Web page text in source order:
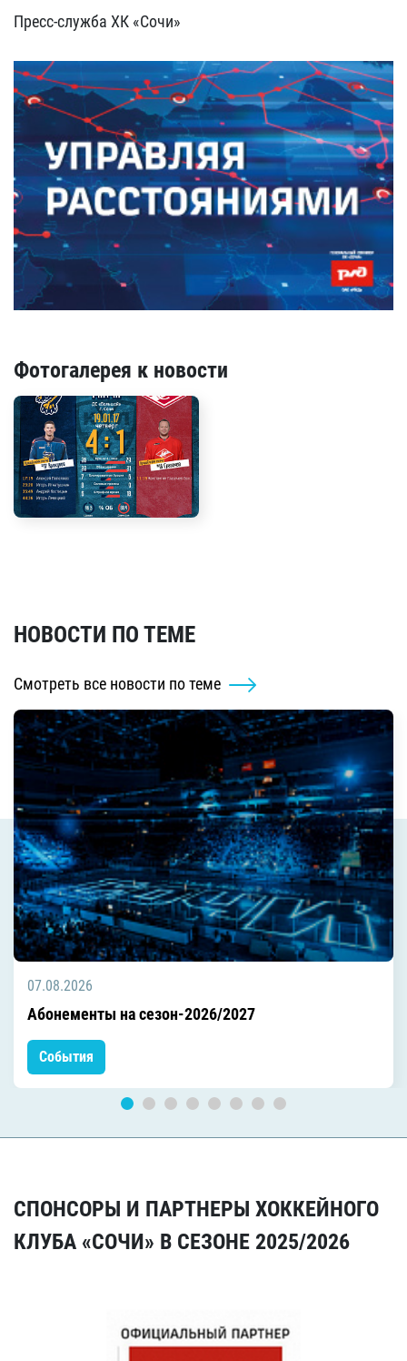
Пресс-служба ХК «Сочи»
Фотогалерея к новости
НОВОСТИ ПО ТЕМЕ
Смотреть все новости по теме
07.08.2026
Абонементы на сезон-2026/2027
События
СПОНСОРЫ И ПАРТНЕРЫ ХОККЕЙНОГО
КЛУБА «СОЧИ» В СЕЗОНЕ 2025/2026